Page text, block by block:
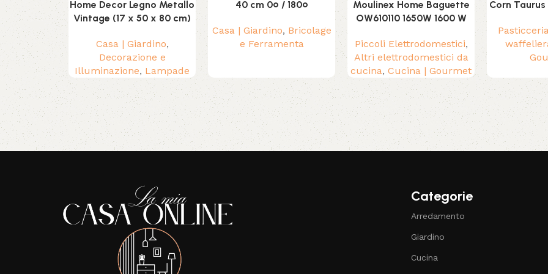
Home Decor Legno Metallo
Vintage (17 x 50 x 80 cm)
Casa | Giardino,
Decorazione e
Illuminazione, Lampade
40 cm 0º / 180º
Casa | Giardino, Bricolage
e Ferramenta
Moulinex Home Baguette
OW610110 1650W 1600 W
Piccoli Elettrodomestici,
Altri elettrodomestici da
cucina, Cucina | Gourmet
Corn Taurus
Pasticceria
Read More
Categorie
Arredamento
Giardino
Cucina